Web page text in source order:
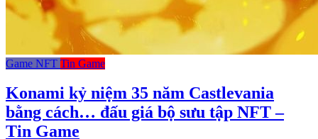
Game NFT Tin Game
Konami kỷ niệm 35 năm Castlevania
bằng cách… đấu giá bộ sưu tập NFT –
Tin Game